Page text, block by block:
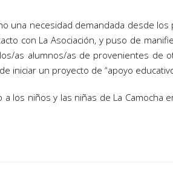
una necesidad demandada desde
con La Asociación, y puso de
as alumnos/as de provenientes de
iniciar un proyecto de “apoyo
los niños y las niñas de La Camocha